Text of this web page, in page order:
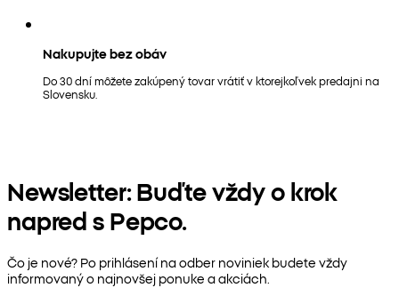
Nakupujte bez obáv
Do 30 dní môžete zakúpený tovar vrátiť v ktorejkoľvek predajni na
Slovensku.
Newsletter: Buďte vždy o krok
napred s Pepco.
Čo je nové? Po prihlásení na odber noviniek budete vždy
informovaný o najnovšej ponuke a akciách.